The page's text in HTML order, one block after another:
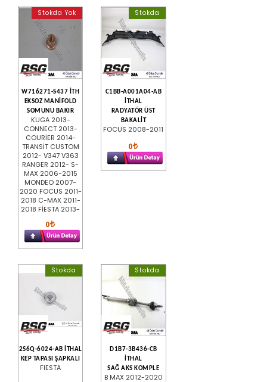
Stokda Yok
W716271-S437 İTH
EKSOZ MANİFOLD
SOMUNU BAKIR
KUGA 2013-
CONNECT 2013-
COURİER 2014-
TRANSİT CUSTOM
2012- V347 V363
RANGER 2012- S-
MAX 2006-2015
MONDEO 2007-
2020 FOCUS 2011-
2018 C-MAX 2011-
2018 FİESTA 2013-
0
Stokda
C1BB-A001A04-AB
İTHAL
RADYATÖR ÜST
BAKALİT
FOCUS 2008-2011
0
Stokda
2S6Q-6024-AB İTHAL
KEP TAPASI ŞAPKALI
FIESTA
Stokda
D1B7-3B436-CB
İTHAL
SAĞ AKS KOMPLE
B MAX 2012-2020